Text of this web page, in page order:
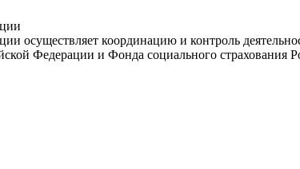
осуществляет координацию и контроль
Федерации и Фонда социального страхования